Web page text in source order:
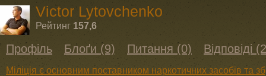
Victor Lytovchenko
Рейтинг 157,6
Профіль Блоґи (9) Питання (0) Відповіді
Міліція є основним поставником наркотичних засобів та